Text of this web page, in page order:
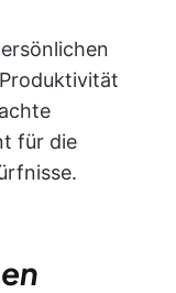
für die